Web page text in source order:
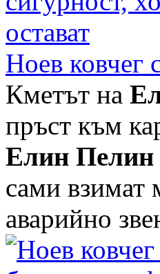
Ноев ковчег
Кметът на
пръст към
Елин Пелин
сами взимат
аварийно